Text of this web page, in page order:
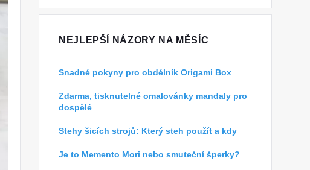
NEJLEPŠÍ NÁZORY NA MĚSÍC
Snadné pokyny pro obdélník Origami Box
Zdarma, tisknutelné omalovánky mandaly pro
dospělé
Stehy šicích strojů: Který steh použít a kdy
Je to Memento Mori nebo smuteční šperky?